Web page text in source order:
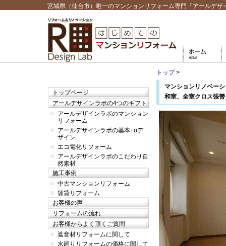
宮城県（仙台市）唯一のマンションリフォーム専門「アールデ
トップ>
マンションリノベー
和室、全室クロス張
トップページ
アールデザインラボの4つのギフト
アールデザインラボのマンション
リフォーム
アールデザインラボの基本+αデ
ザイン
エコ電化リフォーム
アールデザインラボのこだわり自
然素材
施工事例
中古マンションリフォーム
賃貸リフォーム
お客様の声
リフォームの流れ
お客様からよく頂くご質問
遮音材リフォームに関して
水廻りリフォームの価格に関して